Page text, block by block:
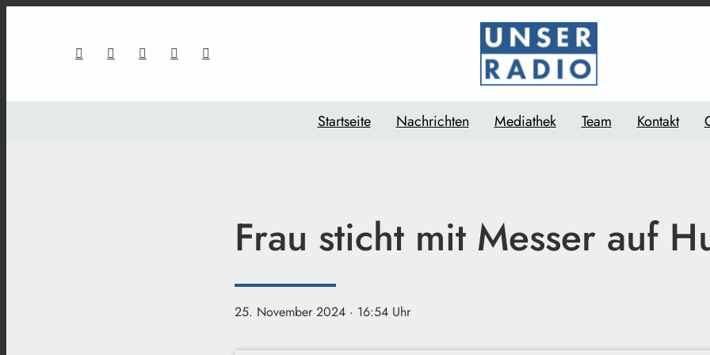
Startseite Nachrichten Mediathek Team Kontakt
Frau sticht mit Messer auf
25. November 2024 · 16:54 Uhr